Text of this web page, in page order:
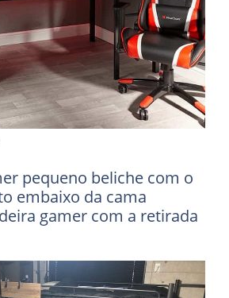
pequeno beliche com o
embaixo da cama
gamer com a retirada